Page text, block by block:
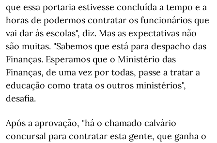
que essa portaria estivesse concluída a tempo e a
horas de podermos contratar os funcionários que
vai dar às escolas", diz. Mas as expectativas não
são muitas. "Sabemos que está para despacho das
Finanças. Esperamos que o Ministério das
Finanças, de uma vez por todas, passe a tratar a
educação como trata os outros ministérios",
desafia.
Após a aprovação, "há o chamado calvário
concursal para contratar esta gente, que ganha o